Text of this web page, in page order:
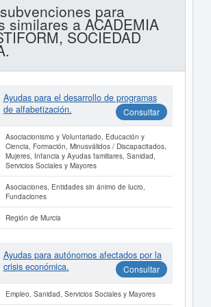
para
similares a ACADEMIA
SOCIEDAD
Ayudas para el desarrollo de programas
de alfabetización.
Consultar
Asociacionismo y Voluntariado, Educación y
Ciencia, Formación, Minusválidos / Discapacitados,
Mujeres, Infancia y Ayudas familiares, Sanidad,
Servicios Sociales y Mayores
Asociaciones, Entidades sin ánimo de lucro,
Fundaciones
Región de Murcia
Ayudas para autónomos afectados por la
crisis económica.
Consultar
Empleo, Sanidad, Servicios Sociales y Mayores